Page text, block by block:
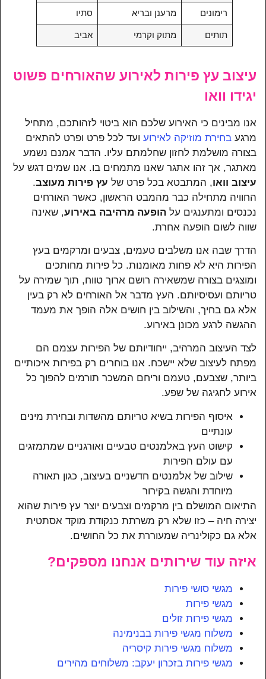
רימונים מרענן ובריא סתיו
תותים מתוק וקרמי אביב
עיצוב עץ פירות לאירוע שהאורחים פשוט
יגידו וואו
אנו מבינים כי האירוע שלכם הוא ביטוי לזהותכם, מתחיל
מרגע בחירת מוזיקה לאירוע ועד לכל פרט ופרט להתאים
בצורה מושלמת לחזון שחלמתם עליו. הדבר אמנם נשמע
מאתגר, אך זהו אתגר שאנו מתמחים בו. אנו שמים דגש על
עיצוב וואו, המתבטא בכל פרט של עץ פירות מעוצב.
החוויה מתחילה כבר מהמבט הראשון, כאשר האורחים
נכנסים ומתענגים על הופעה מרהיבה באירוע, שאינה
שווה לשום הופעה אחרת.
הדרך שבה אנו משלבים טעמים, צבעים ומרקמים בעץ
הפירות היא לא פחות מאומנות. כל פירות מחותכים
ומוצגים בצורה שמשאירה רושם ארוך טווח, תוך שמירה על
טריותם ועסיסיותם. העץ מדבר אל האורחים לא רק בעין
אלא גם בחיך, והשילוב בין חושים אלה הופך את מעמד
ההגשה לרגע מכונן באירוע.
לצד העיצוב המרהיב, ייחודיותם של הפירות עצמם הם
מפתח לעיצוב שלא יישכח. אנו בוחרים רק בפירות איכותיים
ביותר, שצבעם, טעמם וריחם המשכר תורמים להפוך כל
אירוע לחגיגה של שפע.
איסוף הפירות בשיא טריותם מהשדות ובחירת מינים
עונתיים
קישוט העץ באלמנטים טבעיים ואורגניים שמתמזגים
עם עולם הפירות
שילוב של אלמנטים חדשניים בעיצוב, כגון תאורה
מיוחדת והגשה בקירור
התיאום המושלם בין מרקמים וצבעים יוצר עץ פירות שהוא
יצירה חיה – כזו שלא רק משרתת כנקודת מוקד אסתטית
אלא גם כקולינריה שמעוררת את כל החושים.
איזה עוד שירותים אנחנו מספקים?
מגשי סושי פירות
מגשי פירות
מגשי פירות זולים
משלוח מגשי פירות בבנימינה
משלוח מגשי פירות קיסריה
מגשי פירות בזכרון יעקב: משלוחים מהירים